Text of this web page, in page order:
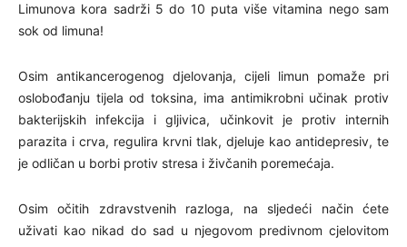
Limunova kora sadrži 5 do 10 puta više vitamina nego sam
sok od limuna!
Osim antikancerogenog djelovanja, cijeli limun pomaže pri
oslobođanju tijela od toksina, ima antimikrobni učinak protiv
bakterijskih infekcija i gljivica, učinkovit je protiv internih
parazita i crva, regulira krvni tlak, djeluje kao antidepresiv, te
je odličan u borbi protiv stresa i živčanih poremećaja.
Osim očitih zdravstvenih razloga, na sljedeći način ćete
uživati kao nikad do sad u njegovom predivnom cjelovitom